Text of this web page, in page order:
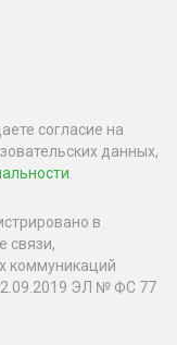
согласие на
данных,
в
связи,
коммуникаций
ЭЛ № ФС 77